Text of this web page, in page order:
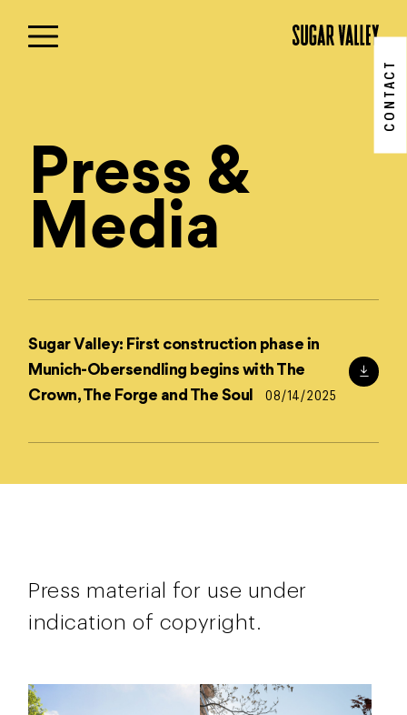
CONTACT
Press &
Media
Sugar Valley: First construction phase in
Munich-Obersendling begins with The
Crown, The Forge and The Soul
08/14/2025
Press material for use under
indication of copyright.